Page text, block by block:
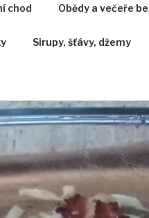
chod Obědy a večeře
Sirupy, šťávy, džemy